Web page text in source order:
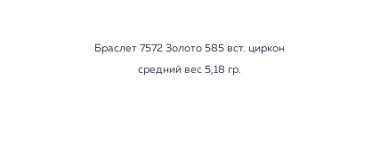
Браслет 7572 Золото 585 вст. циркон
средний вес 5,18 гр.